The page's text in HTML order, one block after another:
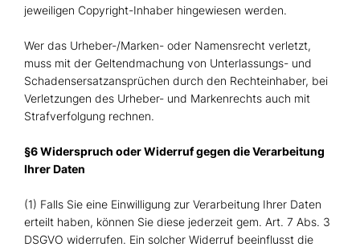
jeweiligen Copyright-Inhaber hingewiesen werden.
Wer das Urheber-/Marken- oder Namensrecht verletzt,
muss mit der Geltendmachung von Unterlassungs- und
Schadensersatzansprüchen durch den Rechteinhaber, bei
Verletzungen des Urheber- und Markenrechts auch mit
Strafverfolgung rechnen.
§6 Widerspruch oder Widerruf gegen die Verarbeitung
Ihrer Daten
(1) Falls Sie eine Einwilligung zur Verarbeitung Ihrer Daten
erteilt haben, können Sie diese jederzeit gem. Art. 7 Abs. 3
DSGVO widerrufen. Ein solcher Widerruf beeinflusst die